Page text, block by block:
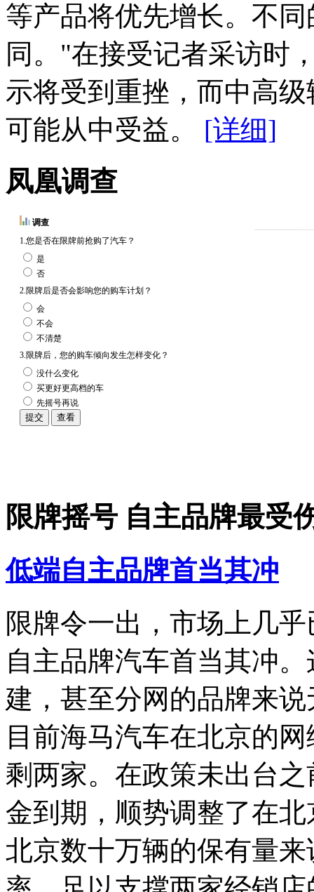
等产品将优先增长。不
同。"在接受记者采访时
示将受到重挫，而中高
可能从中受益。 [详细]
凤凰调查
调查
1.您是否在限牌前抢购了汽车？
是
否
2.限牌后是否会影响您的购车计划？
会
不会
不清楚
3.限牌后，您的购车倾向发生怎样变化？
没什么变化
买更好更高档的车
先摇号再说
限牌摇号 自主品牌最受
低端自主品牌首当其冲
限牌令一出，市场上几
自主品牌汽车首当其冲
建，甚至分网的品牌来
目前海马汽车在北京的
剩两家。在政策未出台
金到期，顺势调整了在
北京数十万辆的保有量